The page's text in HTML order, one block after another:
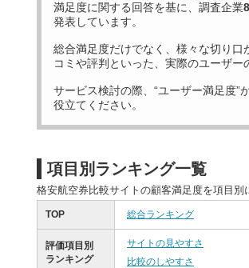
満足度に関する回答を基に、調査企業8
発表しています。
総合満足度だけでなく、様々な切り口
コミや評判といった、実際のユーザー
サービス検討の際、“ユーザー満足度”
役立てください。
項目別ランキング一覧
格安航空券比較サイトの顧客満足度を項目
TOP 総合ランキング
評価項目別
ランキング
サイトの見やすさ
比較のしやすさ